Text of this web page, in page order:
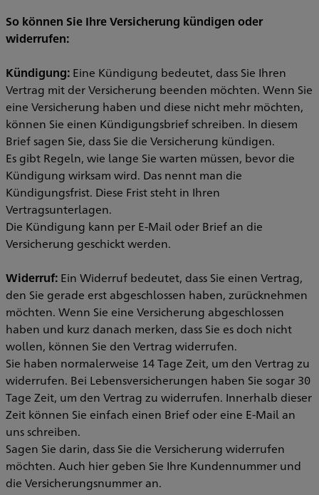
So können Sie Ihre Versicherung kündigen oder
widerrufen:
Kündigung: Eine Kündigung bedeutet, dass Sie Ihren
Vertrag mit der Versicherung beenden möchten. Wenn Sie
eine Versicherung haben und diese nicht mehr möchten,
können Sie einen Kündigungsbrief schreiben. In diesem
Brief sagen Sie, dass Sie die Versicherung kündigen.
Es gibt Regeln, wie lange Sie warten müssen, bevor die
Kündigung wirksam wird. Das nennt man die
Kündigungsfrist. Diese Frist steht in Ihren
Vertragsunterlagen.
Die Kündigung kann per E-Mail oder Brief an die
Versicherung geschickt werden.
Widerruf: Ein Widerruf bedeutet, dass Sie einen Vertrag,
den Sie gerade erst abgeschlossen haben, zurücknehmen
möchten. Wenn Sie eine Versicherung abgeschlossen
haben und kurz danach merken, dass Sie es doch nicht
wollen, können Sie den Vertrag widerrufen.
Sie haben normalerweise 14 Tage Zeit, um den Vertrag zu
widerrufen. Bei Lebensversicherungen haben Sie sogar 30
Tage Zeit, um den Vertrag zu widerrufen. Innerhalb dieser
Zeit können Sie einfach einen Brief oder eine E-Mail an
uns schreiben.
Sagen Sie darin, dass Sie die Versicherung widerrufen
möchten. Auch hier geben Sie Ihre Kundennummer und
die Versicherungsnummer an.